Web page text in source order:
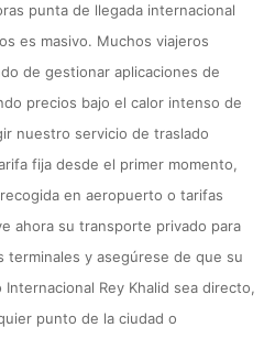
punta de llegada internacional
es masivo. Muchos viajeros
de gestionar aplicaciones de
precios bajo el calor intenso de
nuestro servicio de traslado
fija desde el primer momento,
en aeropuerto o tarifas
ahora su transporte privado para
terminales y asegúrese de que su
Rey Khalid sea directo,
punto de la ciudad o